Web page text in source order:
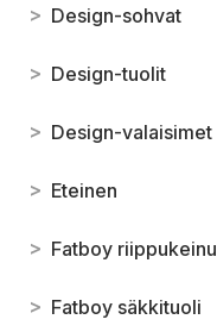
> Design-sohvat
> Design-tuolit
> Design-valaisimet
> Eteinen
> Fatboy riippukeinu
> Fatboy säkkituoli